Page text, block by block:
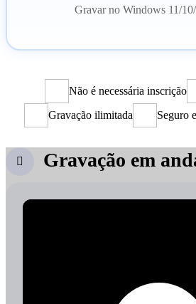
Gravar no Windows 11/
Não é necessária inscrição
Gravação ilimitada
Seguro
 Gravação em